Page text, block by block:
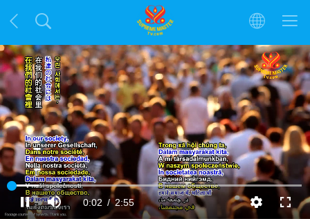
Tạm
Tắt
Thời
0:02 / Độ
2:55
Đã
tải:
10.35%
Chất
Toàn